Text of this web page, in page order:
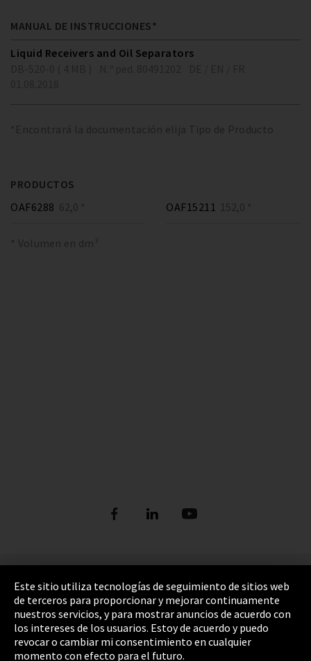
MANUAL DE INSTRUCCIONES*
Liquid Receivers and Oil Separators
*Encontrará la documentación elija Tipo de Producto
PRODUCTOS
OAF6288 62,0 * OAF15211 152,0 *
* Volumen en dm³
Pie de imprenta
Política de privacidad
Cookie Settings
Términos y Condiciones
Este sitio utiliza tecnologías de seguimiento de sitios web
de terceros para proporcionar y mejorar continuamente
nuestros servicios, y para mostrar anuncios de acuerdo con
los intereses de los usuarios. Estoy de acuerdo y puedo
revocar o cambiar mi consentimiento en cualquier
momento con efecto para el futuro.